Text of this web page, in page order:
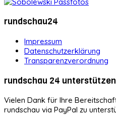
rundschau24
Impressum
Datenschutzerklärung
Transparenzverordnung
rundschau 24 unterstützen
Vielen Dank für Ihre
rundschau via PayPal zu